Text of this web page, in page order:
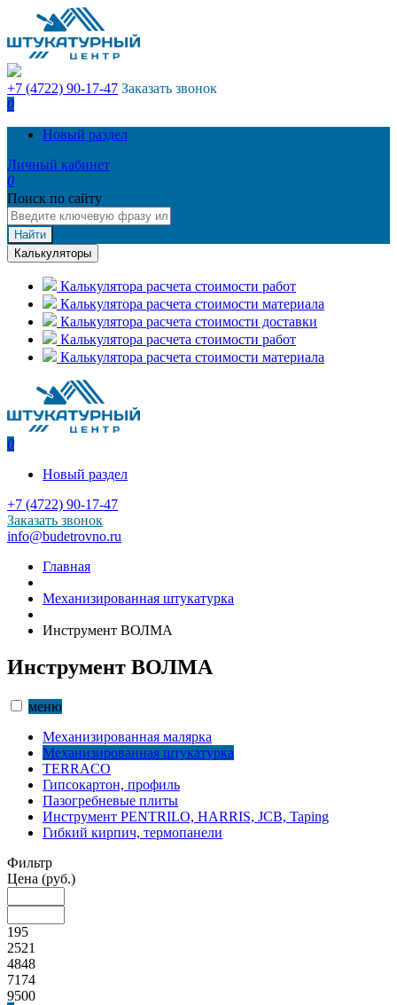
+7 (4722) 90-17-47 Заказать звонок
0
Новый раздел
Личный кабинет
0
Поиск по сайту
Найти
Калькуляторы
Калькулятора расчета стоимости работ
Калькулятора расчета стоимости материала
Калькулятора расчета стоимости доставки
Калькулятора расчета стоимости работ
Калькулятора расчета стоимости материала
0
Новый раздел
+7 (4722) 90-17-47
Заказать звонок
info@budetrovno.ru
Главная
Механизированная штукатурка
Инструмент ВОЛМА
Инструмент ВОЛМА
меню
Механизированная малярка
Механизированная штукатурка
TERRACO
Гипсокартон, профиль
Пазогребневые плиты
Инструмент PENTRILO, HARRIS, JCB, Taping
Гибкий кирпич, термопанели
Фильтр
Цена (руб.)
195
2521
4848
7174
9500